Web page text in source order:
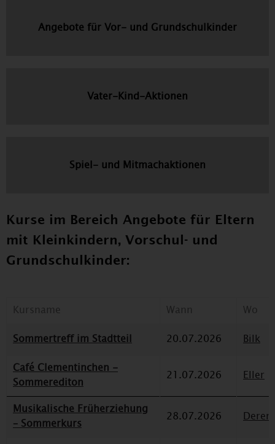
Angebote für Vor- und Grundschulkinder
Vater-Kind-Aktionen
Spiel- und Mitmachaktionen
Kurse im Bereich Angebote für Eltern
mit Kleinkindern, Vorschul- und
Grundschulkinder:
Kursname Wann
Wo
Sommertreff im Stadtteil
20.07.2026
Bilk
Café Clementinchen -
Sommerediton
21.07.2026 Eller
Musikalische Früherziehung
– Sommerkurs
28.07.2026